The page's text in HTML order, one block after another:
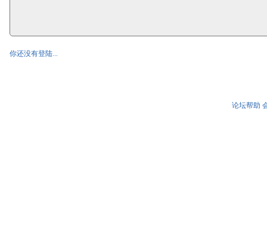
你还没有登陆...
论坛帮助